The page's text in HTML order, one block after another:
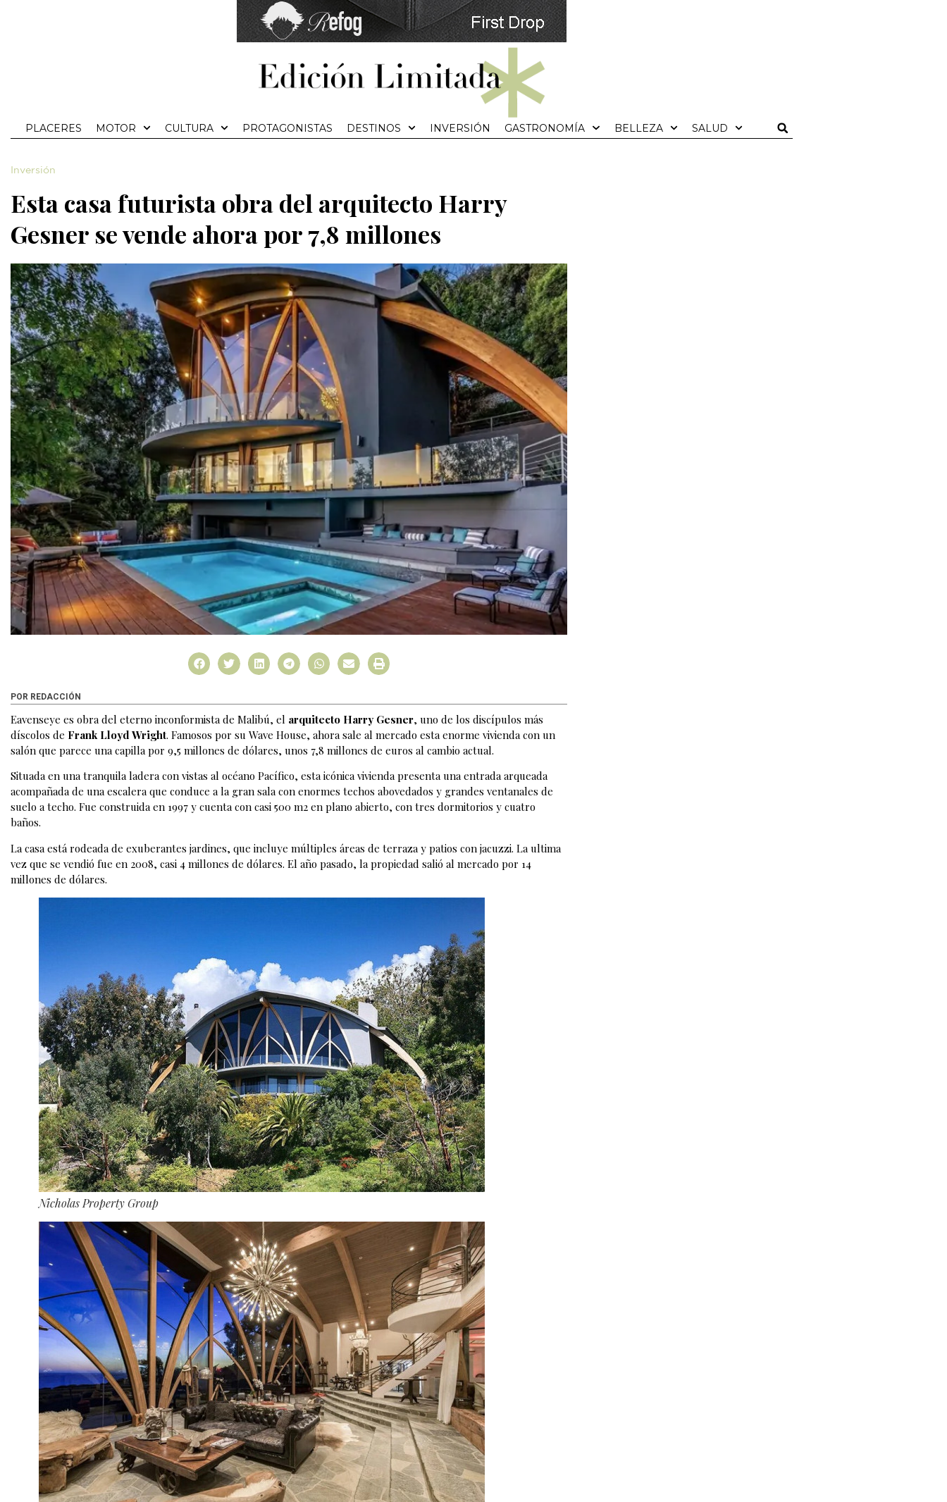
PLACERES MOTOR CULTURA PROTAGONISTAS DESTINOS INVERSIÓN GASTRONOMÍA BELLEZA SALUD
Inversión
Esta casa futurista obra del arquitecto Harry
Gesner se vende ahora por 7,8 millones
POR REDACCIÓN
Eavenseye es obra del eterno inconformista de Malibú, el arquitecto Harry Gesner, uno de los discípulos más
díscolos de Frank Lloyd Wright. Famosos por su Wave House, ahora sale al mercado esta enorme vivienda con un
salón que parece una capilla por 9,5 millones de dólares, unos 7,8 millones de euros al cambio actual.
Situada en una tranquila ladera con vistas al océano Pacífico, esta icónica vivienda presenta una entrada arqueada
acompañada de una escalera que conduce a la gran sala con enormes techos abovedados y grandes ventanales de
suelo a techo. Fue construida en 1997 y cuenta con casi 500 m2 en plano abierto, con tres dormitorios y cuatro
baños.
La casa está rodeada de exuberantes jardines, que incluye múltiples áreas de terraza y patios con jacuzzi. La ultima
vez que se vendió fue en 2008, casi 4 millones de dólares. El año pasado, la propiedad salió al mercado por 14
millones de dólares.
Nicholas Property Group